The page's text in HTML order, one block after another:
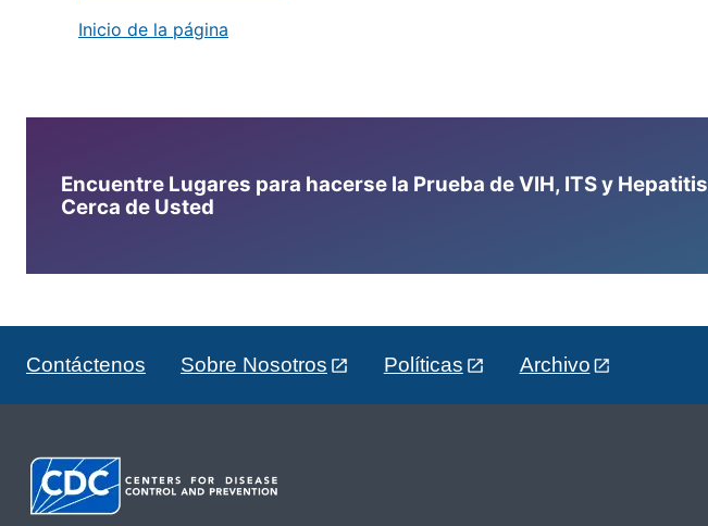
Inicio de la página
Encuentre Lugares para hacerse la Prueba de VIH, ITS y Hepatitis
Cerca de Usted
Contáctenos Sobre Nosotros Políticas Archivo